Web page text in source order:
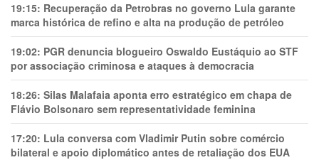
19:15: Recuperação da Petrobras no governo Lula garante
marca histórica de refino e alta na produção de petróleo
19:02: PGR denuncia blogueiro Oswaldo Eustáquio ao STF
por associação criminosa e ataques à democracia
18:26: Silas Malafaia aponta erro estratégico em chapa de
Flávio Bolsonaro sem representatividade feminina
17:20: Lula conversa com Vladimir Putin sobre comércio
bilateral e apoio diplomático antes de retaliação dos EUA